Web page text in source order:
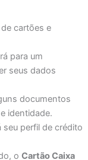
cartões e
para um
seus dados
documentos
identidade.
seu perfil de crédito
o Cartão Caixa